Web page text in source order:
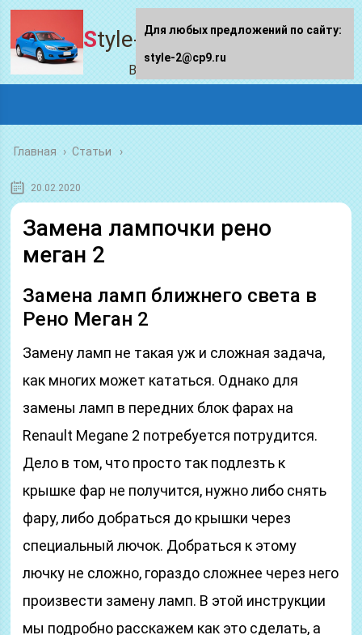
Style-2.ru
Все про авто
Главная › Статьи
20.02.2020
Замена лампочки рено
меган 2
Замена ламп ближнего света в
Рено Меган 2
Замену ламп не такая уж и сложная задача,
как многих может кататься. Однако для
замены ламп в передних блок фарах на
Renault Megane 2 потребуется потрудится.
Дело в том, что просто так подлезть к
крышке фар не получится, нужно либо снять
фару, либо добраться до крышки через
специальный лючок. Добраться к этому
лючку не сложно, гораздо сложнее через него
произвести замену ламп. В этой инструкции
мы подробно расскажем как это сделать, а
Для любых предложений по сайту:
style-2@cp9.ru